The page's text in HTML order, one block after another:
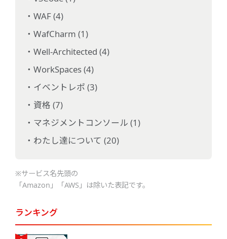
WAF (4)
WafCharm (1)
Well-Architected (4)
WorkSpaces (4)
イベントレポ (3)
資格 (7)
マネジメントコンソール (1)
わたし達について (20)
※サービス名先頭の
「Amazon」「AWS」は除いた表記です。
ランキング